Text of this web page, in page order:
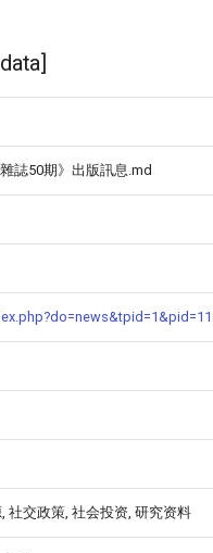
誌50期》出版訊息.md
社交政策, 社会投资, 研究资料